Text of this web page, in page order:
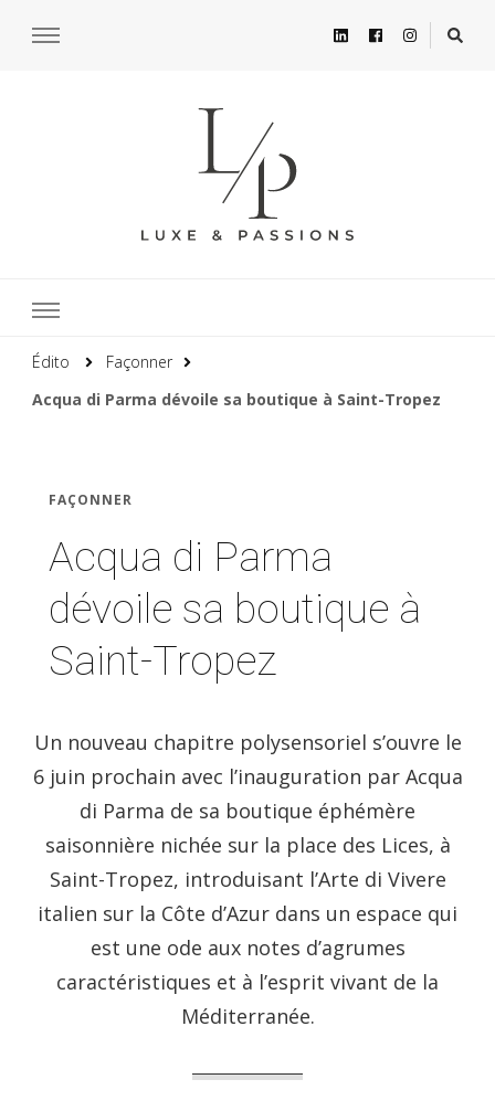
Édito
Façonner
Acqua di Parma dévoile sa boutique à Saint-Tropez
FAÇONNER
Acqua di Parma
dévoile sa boutique à
Saint-Tropez
Un nouveau chapitre polysensoriel s’ouvre le
6 juin prochain avec l’inauguration par Acqua
di Parma de sa boutique éphémère
saisonnière nichée sur la place des Lices, à
Saint-Tropez, introduisant l’Arte di Vivere
italien sur la Côte d’Azur dans un espace qui
est une ode aux notes d’agrumes
caractéristiques et à l’esprit vivant de la
Méditerranée.